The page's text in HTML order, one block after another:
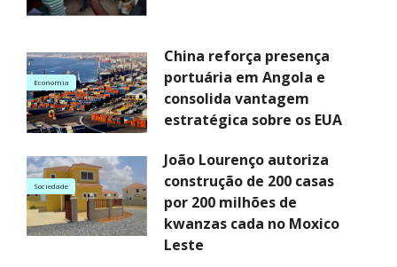
Economia
China reforça presença
portuária em Angola e
consolida vantagem
estratégica sobre os EUA
Sociedade
João Lourenço autoriza
construção de 200 casas
por 200 milhões de
kwanzas cada no Moxico
Leste